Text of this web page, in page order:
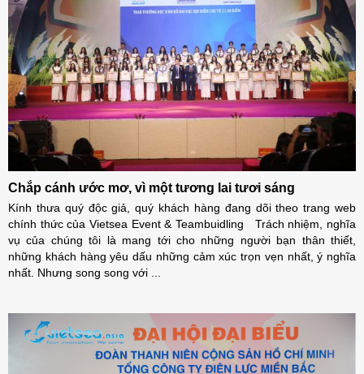
Chắp cánh ước mơ, vì một tương lai tươi sáng
Kính thưa quý độc giả, quý khách hàng đang dõi theo trang web
chính thức của Vietsea Event & Teambuidling Trách nhiệm, nghĩa
vụ của chúng tôi là mang tới cho những người bạn thân thiết,
những khách hàng yêu dấu những cảm xúc trọn vẹn nhất, ý nghĩa
nhất. Nhưng song song với ...